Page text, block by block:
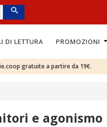
DI LETTURA PROMOZIONI
gratuite a partire da 19€.
e agonismo